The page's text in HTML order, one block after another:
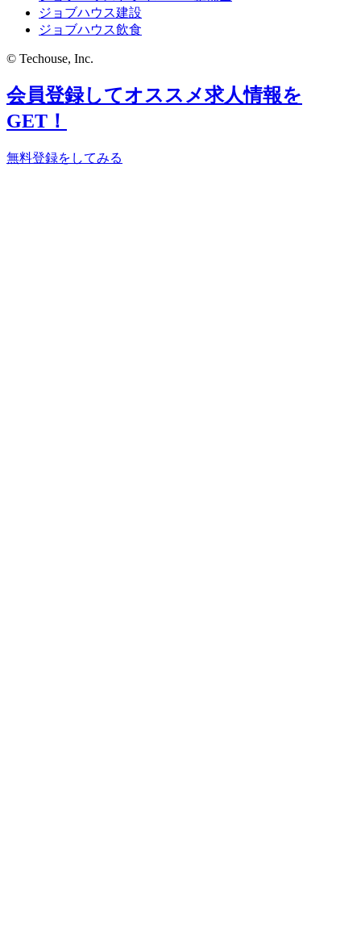
ジョブハウス建設
ジョブハウス飲食
© Techouse, Inc.
会員登録してオススメ求人情報を
GET！
無料登録をしてみる